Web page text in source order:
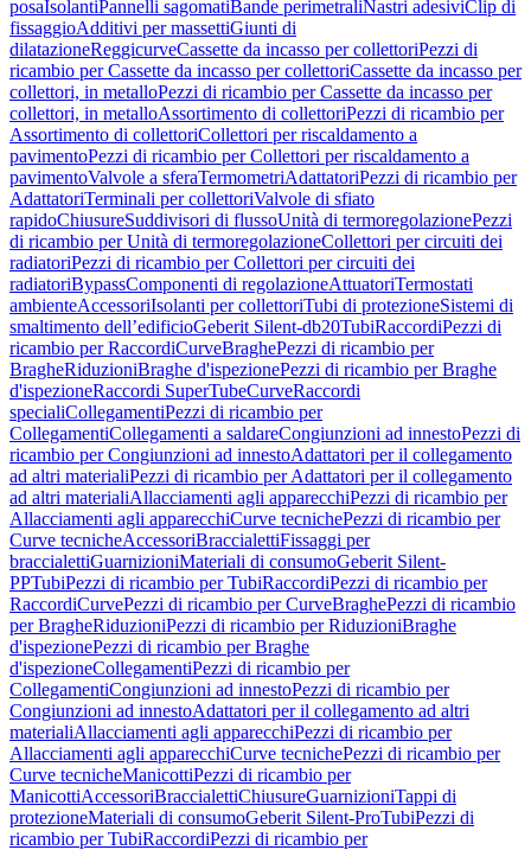
posaIsolantiPannelli sagomatiBande perimetraliNastri adesiviClip di
fissaggioAdditivi per massettiGiunti di
dilatazioneReggicurveCassette da incasso per collettoriPezzi di
ricambio per Cassette da incasso per collettoriCassette da incasso per
collettori, in metalloPezzi di ricambio per Cassette da incasso per
collettori, in metalloAssortimento di collettoriPezzi di ricambio per
Assortimento di collettoriCollettori per riscaldamento a
pavimentoPezzi di ricambio per Collettori per riscaldamento a
pavimentoValvole a sferaTermometriAdattatoriPezzi di ricambio per
AdattatoriTerminali per collettoriValvole di sfiato
rapidoChiusureSuddivisori di flussoUnità di termoregolazionePezzi
di ricambio per Unità di termoregolazioneCollettori per circuiti dei
radiatoriPezzi di ricambio per Collettori per circuiti dei
radiatoriBypassComponenti di regolazioneAttuatoriTermostati
ambienteAccessoriIsolanti per collettoriTubi di protezioneSistemi di
smaltimento dell’edificioGeberit Silent-db20TubiRaccordiPezzi di
ricambio per RaccordiCurveBraghePezzi di ricambio per
BragheRiduzioniBraghe d'ispezionePezzi di ricambio per Braghe
d'ispezioneRaccordi SuperTubeCurveRaccordi
specialiCollegamentiPezzi di ricambio per
CollegamentiCollegamenti a saldareCongiunzioni ad innestoPezzi di
ricambio per Congiunzioni ad innestoAdattatori per il collegamento
ad altri materialiPezzi di ricambio per Adattatori per il collegamento
ad altri materialiAllacciamenti agli apparecchiPezzi di ricambio per
Allacciamenti agli apparecchiCurve tecnichePezzi di ricambio per
Curve tecnicheAccessoriBraccialettiFissaggi per
braccialettiGuarnizioniMateriali di consumoGeberit Silent-
PPTubiPezzi di ricambio per TubiRaccordiPezzi di ricambio per
RaccordiCurvePezzi di ricambio per CurveBraghePezzi di ricambio
per BragheRiduzioniPezzi di ricambio per RiduzioniBraghe
d'ispezionePezzi di ricambio per Braghe
d'ispezioneCollegamentiPezzi di ricambio per
CollegamentiCongiunzioni ad innestoPezzi di ricambio per
Congiunzioni ad innestoAdattatori per il collegamento ad altri
materialiAllacciamenti agli apparecchiPezzi di ricambio per
Allacciamenti agli apparecchiCurve tecnichePezzi di ricambio per
Curve tecnicheManicottiPezzi di ricambio per
ManicottiAccessoriBraccialettiChiusureGuarnizioniTappi di
protezioneMateriali di consumoGeberit Silent-ProTubiPezzi di
ricambio per TubiRaccordiPezzi di ricambio per